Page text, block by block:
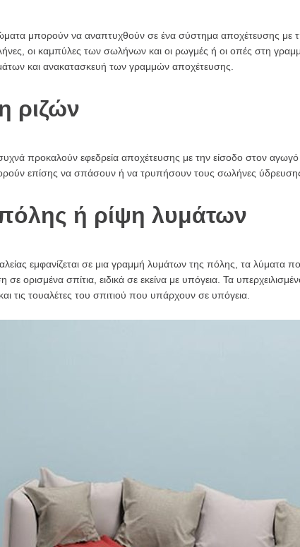
μπορούν να αναπτυχθούν σε ένα σύστημα αποχέτευσης
οι καμπύλες των σωλήνων και οι ρωγμές ή οι οπές στη
και ανακατασκευή των γραμμών αποχέτευσης.
ριζών
προκαλούν εφεδρεία αποχέτευσης με την είσοδο στον
επίσης να σπάσουν ή να τρυπήσουν τους σωλήνες
ή ρίψη λυμάτων
εμφανίζεται σε μια γραμμή λυμάτων της πόλης, τα λύματα
σε ορισμένα σπίτια, ειδικά σε εκείνα με υπόγεια. Τα
τις τουαλέτες του σπιτιού που υπάρχουν σε υπόγεια.